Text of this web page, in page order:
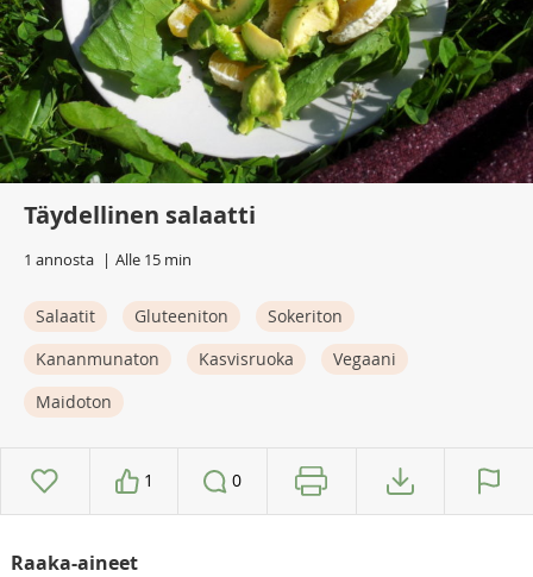
Täydellinen salaatti
1 annosta Alle 15 min
Salaatit Gluteeniton
Sokeriton
Kananmunaton
Kasvisruoka
Vegaani
Maidoton
1 0
Raaka-aineet